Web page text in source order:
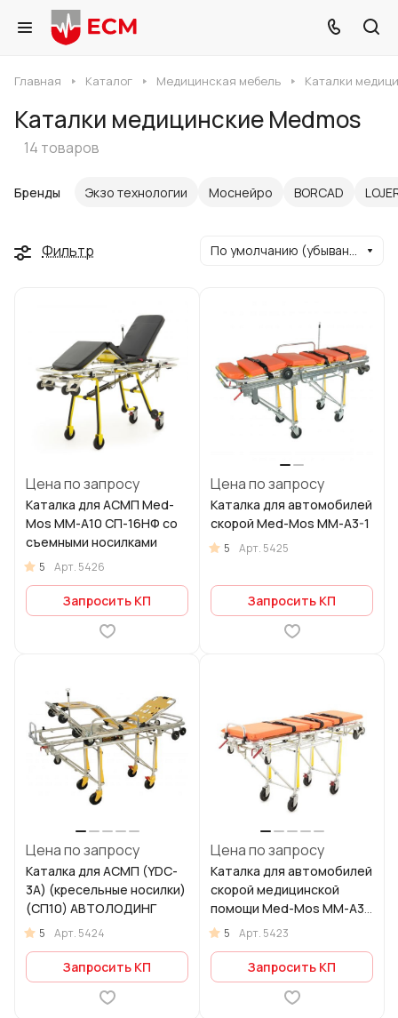
Главная Каталог Медицинская мебель Каталки
Каталки медицинские Medmos
14 товаров
Бренды Экзо технологии Моснейро BORCAD
Фильтр По умолчанию (убывание)
Цена по запросу
Каталка для АСМП Med-
Mos ММ-А10 СП-16НФ со
съемными носилками
5 Арт. 5426
Запросить КП
Цена по запросу
Каталка для автомобилей
скорой Med-Mos ММ-А3-1
5 Арт. 5425
Запросить КП
Цена по запросу
Каталка для АСМП (YDC-
3A) (кресельные носилки)
(СП10) АВТОЛОДИНГ
5 Арт. 5424
Запросить КП
Цена по запросу
Каталка для автомобилей
скорой медицинской
помощи Med-Mos ММ-А3
СП-1НФ со съемными
носилками
5 Арт. 5423
Запросить КП